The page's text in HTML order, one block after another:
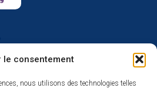
le consentement
nous utilisons des technologies telles